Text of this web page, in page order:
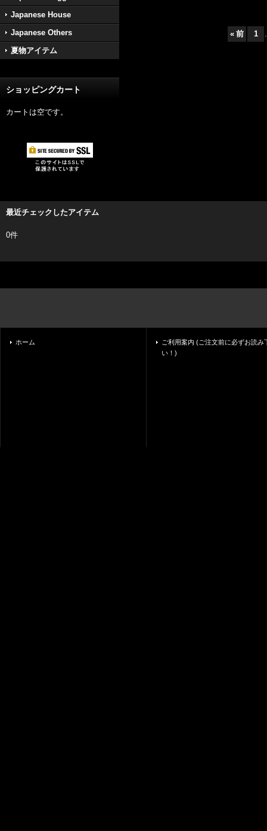
Japanese House
Japanese Others
夏物アイテム
ショッピングカート
カートは空です。
« 前 1
最近チェックしたアイテム
0件
ホーム
ご利用案内 (ご注文前に必ずお読み
い！)